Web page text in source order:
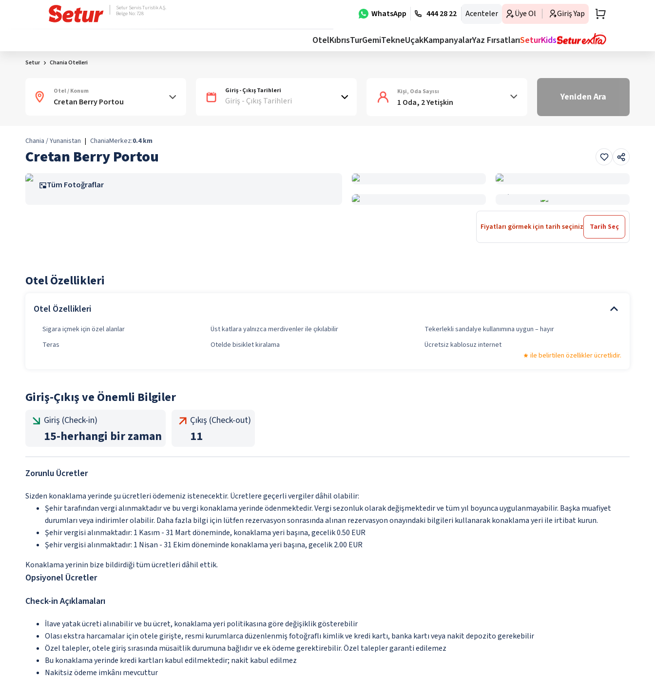
WhatsApp 444 28 22 Acenteler Üye Ol Giriş Yap
Setur Servis Turistik A.Ş.
Belge No: 728
OtelKıbrısTurGemiTekneUçakKampanyalarYaz FırsatlarıSeturKids
Setur Chania Otelleri
Otel / Konum Giriş - Çıkış Tarihleri
Giriş - Çıkış Tarihleri
Kişi, Oda Sayısı
1 Oda, 2 Yetişkin Yeniden Ara
Chania / Yunanistan | ChaniaMerkez:0.4 km
Cretan Berry Portou
Tüm Fotoğraflar
Fiyatları görmek için tarih seçiniz Tarih Seç
Otel Özellikleri
Otel Özellikleri
Sigara içmek için özel alanlar Üst katlara yalnızca merdivenler ile çıkılabilir
Tekerlekli sandalye kullanımına uygun – hayır
Teras
Otelde bisiklet kiralama
Ücretsiz kablosuz internet
ile belirtilen özellikler ücretlidir.
Giriş-Çıkış ve Önemli Bilgiler
Giriş (Check-in)
15-herhangi bir zaman
Çıkış (Check-out)
11
Zorunlu Ücretler
Sizden konaklama yerinde şu ücretleri ödemeniz istenecektir. Ücretlere geçerli vergiler dâhil olabilir:
Şehir tarafından vergi alınmaktadır ve bu vergi konaklama yerinde ödenmektedir. Vergi sezonluk olarak değişmektedir ve tüm yıl boyunca uygulanmayabilir. Başka muafiyet
durumları veya indirimler olabilir. Daha fazla bilgi için lütfen rezervasyon sonrasında alınan rezervasyon onayındaki bilgileri kullanarak konaklama yeri ile irtibat kurun.
Şehir vergisi alınmaktadır: 1 Kasım - 31 Mart döneminde, konaklama yeri başına, gecelik 0.50 EUR
Şehir vergisi alınmaktadır: 1 Nisan - 31 Ekim döneminde konaklama yeri başına, gecelik 2.00 EUR
Konaklama yerinin bize bildirdiği tüm ücretleri dâhil ettik.
Opsiyonel Ücretler
Check-in Açıklamaları
İlave yatak ücreti alınabilir ve bu ücret, konaklama yeri politikasına göre değişiklik gösterebilir
Olası ekstra harcamalar için otele girişte, resmi kurumlarca düzenlenmiş fotoğraflı kimlik ve kredi kartı, banka kartı veya nakit depozito gerekebilir
Özel talepler, otele giriş sırasında müsaitlik durumuna bağlıdır ve ek ödeme gerektirebilir. Özel talepler garanti edilemez
Bu konaklama yerinde kredi kartları kabul edilmektedir; nakit kabul edilmez
Nakitsiz ödeme imkânı mevcuttur